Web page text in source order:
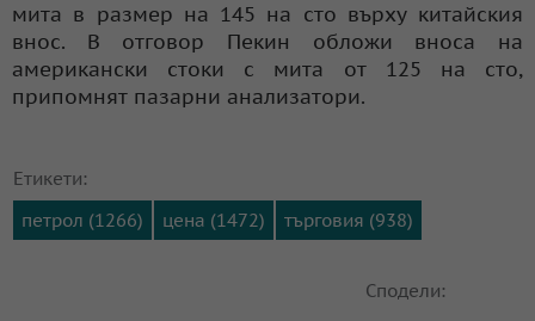
мита в размер на 145 на сто върху китайския
внос. В отговор Пекин обложи вноса на
американски стоки с мита от 125 на сто,
припомнят пазарни анализатори.
Етикети:
петрол (1266)
цена (1472) търговия (938)
Сподели: